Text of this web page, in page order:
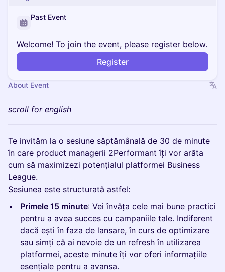
Past Event
Welcome! To join the event, please register below.
Register
About Event
scroll for english
Te invităm la o sesiune săptămânală de 30 de minute
în care product managerii 2Performant îți vor arăta
cum să maximizezi potențialul platformei Business
League.
Sesiunea este structurată astfel:
Primele 15 minute: Vei învăța cele mai bune practici
pentru a avea succes cu campaniile tale. Indiferent
dacă ești în faza de lansare, în curs de optimizare
sau simți că ai nevoie de un refresh în utilizarea
platformei, aceste minute îți vor oferi informațiile
esențiale pentru a avansa.